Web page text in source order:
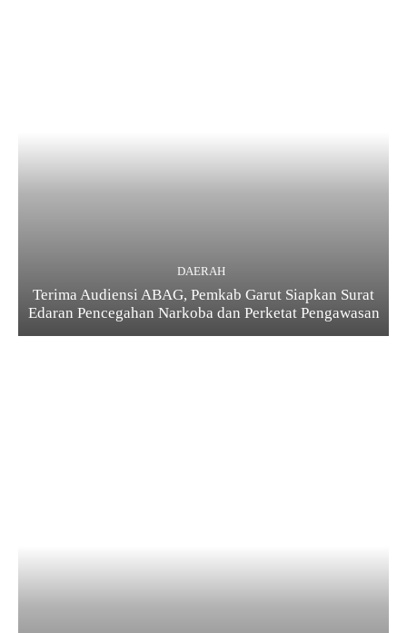
DAERAH
Terima Audiensi ABAG, Pemkab Garut Siapkan Surat
Edaran Pencegahan Narkoba dan Perketat Pengawasan